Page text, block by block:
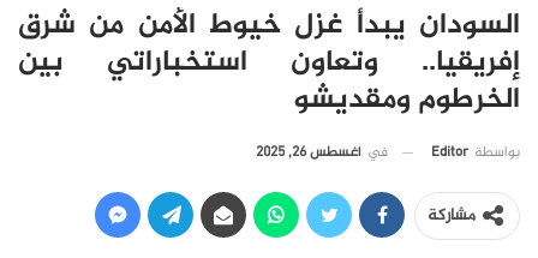
السودان يبدأ غزل خيوط الأمن من شرق
إفريقيا.. وتعاون استخباراتي بين
الخرطوم ومقديشو
بواسطة Editor في أغسطس 26, 2025
مشاركة